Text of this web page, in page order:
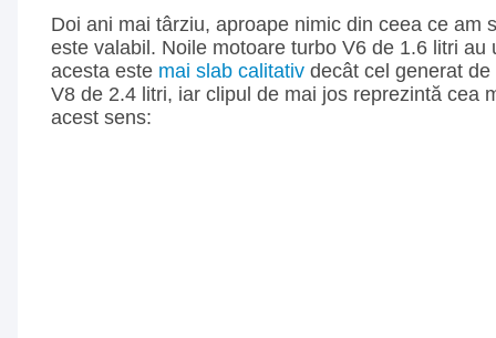
Doi ani mai târziu, aproape nimic din ceea ce am
este valabil. Noile motoare turbo V6 de 1.6 litri au
acesta este mai slab calitativ decât cel generat
V8 de 2.4 litri, iar clipul de mai jos reprezintă cea
acest sens: